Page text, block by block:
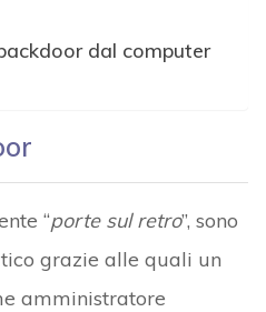
dal computer
“porte sul retro”, sono
grazie alle quali un
amministratore